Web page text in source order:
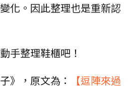
化。因此整理也是重新認
手整理鞋櫃吧！
》，原文為：
【逗陣來過